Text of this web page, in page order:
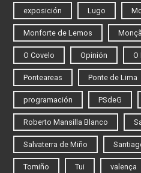
exposición Lugo
Monforte de Lemos
O Covelo Opinión O
Ponteareas Ponte de Lima
programación PSdeG
Roberto Mansilla Blanco
Salvaterra de Miño
Tomiño Tui valença